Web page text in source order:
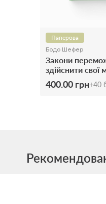
Паперова
Бодо Шефер
Закони
здійснити cвої
400.00 грн+40